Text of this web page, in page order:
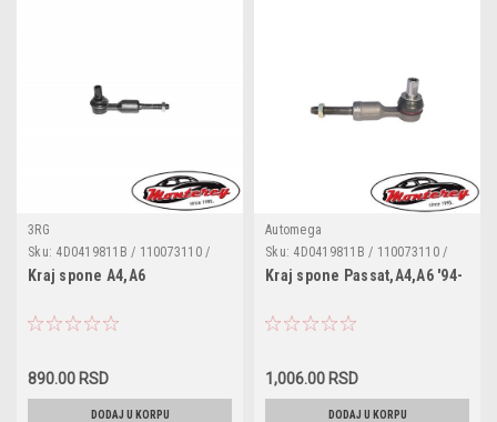
3RG
Sku: 4D0419811B / 110073110 /
32710012 / 4B0419811F /
4B0419811B / 4B0419811C /
4D0419811G / 8E0419811B /
Kraj spone A4,A6
890.00 RSD
DODAJ U KORPU
Automega
Sku: 4D0419811B / 110073110 /
32710012 / 4D0419811A /
4B0419811B / 4B0419811E /
8E0419811B
Kraj spone Passat,A4,A6 '94-
1,006.00 RSD
DODAJ U KORPU